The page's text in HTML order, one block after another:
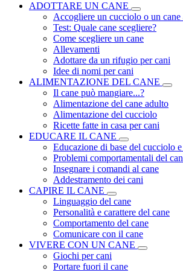
ADOTTARE UN CANE
Accogliere un cucciolo o un cane
Test: Quale cane scegliere?
Come scegliere un cane
Allevamenti
Adottare da un rifugio per cani
Idee di nomi per cani
ALIMENTAZIONE DEL CANE
Il cane può mangiare...?
Alimentazione del cane adulto
Alimentazione del cucciolo
Ricette fatte in casa per cani
EDUCARE IL CANE
Educazione di base del cucciolo
Problemi comportamentali del
Insegnare i comandi al cane
Addestramento dei cani
CAPIRE IL CANE
Linguaggio del cane
Personalità e carattere del cane
Comportamento del cane
Comunicare con il cane
VIVERE CON UN CANE
Giochi per cani
Portare fuori il cane